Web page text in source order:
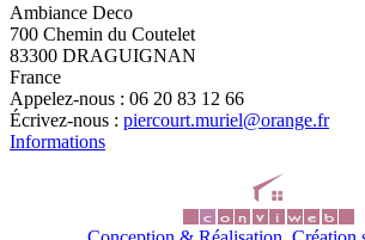
Ambiance Deco
700 Chemin du Coutelet
83300 DRAGUIGNAN
France
Appelez-nous : 06 20 83 12 66
Écrivez-nous : piercourt.muriel@orange.fr
Informations